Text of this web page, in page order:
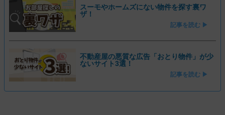
スーモやホームズにない物件を探す裏ワ
ザ！
記事を読む ▶
不動産屋の悪質な広告「おとり物件」が少
ないサイト3選！
記事を読む ▶